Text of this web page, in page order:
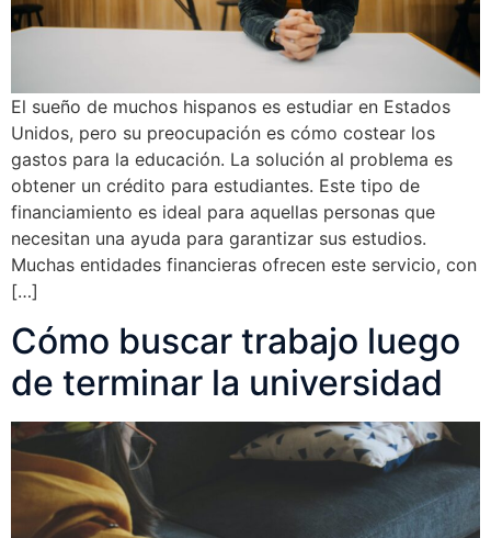
El sueño de muchos hispanos es estudiar en Estados
Unidos, pero su preocupación es cómo costear los
gastos para la educación. La solución al problema es
obtener un crédito para estudiantes. Este tipo de
financiamiento es ideal para aquellas personas que
necesitan una ayuda para garantizar sus estudios.
Muchas entidades financieras ofrecen este servicio, con
[…]
Cómo buscar trabajo luego
de terminar la universidad